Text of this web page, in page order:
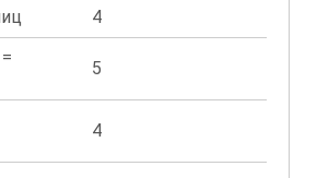
4
5
4